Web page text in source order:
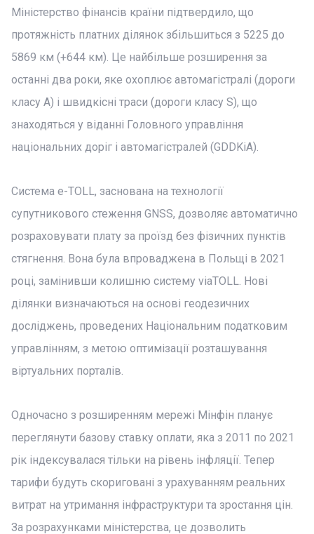
Міністерство фінансів країни підтвердило, що
протяжність платних ділянок збільшиться з 5225 до
5869 км (+644 км). Це найбільше розширення за
останні два роки, яке охоплює автомагістралі (дороги
класу A) і швидкісні траси (дороги класу S), що
знаходяться у віданні Головного управління
національних доріг і автомагістралей (GDDKiA).
Система e-TOLL, заснована на технології
супутникового стеження GNSS, дозволяє автоматично
розраховувати плату за проїзд без фізичних пунктів
стягнення. Вона була впроваджена в Польщі в 2021
році, замінивши колишню систему viaTOLL. Нові
ділянки визначаються на основі геодезичних
досліджень, проведених Національним податковим
управлінням, з метою оптимізації розташування
віртуальних порталів.
Одночасно з розширенням мережі Мінфін планує
переглянути базову ставку оплати, яка з 2011 по 2021
рік індексувалася тільки на рівень інфляції. Тепер
тарифи будуть скориговані з урахуванням реальних
витрат на утримання інфраструктури та зростання цін.
За розрахунками міністерства, це дозволить